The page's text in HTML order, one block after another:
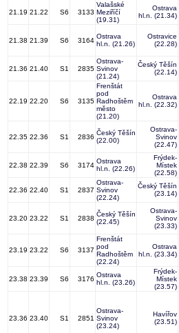
21.19 21.22 S6 3133
Valašské
Meziříčí
(19.31)
Ostrava
hl.n. (21.34)
21.38 21.39 S6 3164
Ostrava
hl.n. (21.26)
Ostravice
(22.28)
21.36 21.40 S1 2835
Ostrava-
Svinov
(21.24)
Český Těšín
(22.14)
22.19 22.20 S6 3135
Frenštát
pod
Radhoštěm
město
(21.20)
Ostrava
hl.n. (22.32)
22.35 22.36 S1 2836
Český Těšín
(22.00)
Ostrava-
Svinov
(22.47)
22.38 22.39 S6 3174
Ostrava
hl.n. (22.26)
Frýdek-
Místek
(22.58)
22.36 22.40 S1 2837
Ostrava-
Svinov
(22.24)
Český Těšín
(23.14)
23.20 23.22 S1 2838
Český Těšín
(22.45)
Ostrava-
Svinov
(23.33)
23.19 23.22 S6 3137
Frenštát
pod
Radhoštěm
(22.24)
Ostrava
hl.n. (23.34)
23.38 23.39 S6 3176
Ostrava
hl.n. (23.26)
Frýdek-
Místek
(23.57)
23.36 23.40 S1 2851
Ostrava-
Svinov
(23.24)
Havířov
(23.51)